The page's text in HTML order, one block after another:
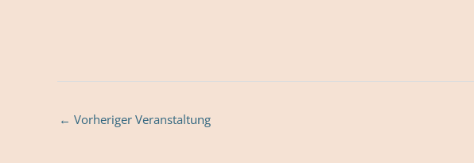
← Vorheriger Veranstaltung